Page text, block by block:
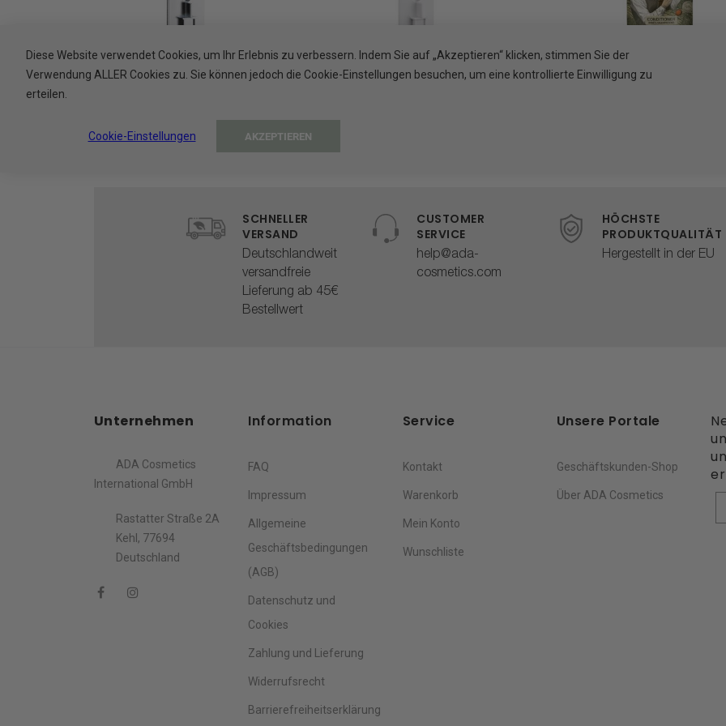
Smart Care System - Halterung
Smart Care System - Halterung
Pflegender veganer
SCHNELLER
VERSAND
Deutschlandweit
versandfreie
Lieferung ab 45€
Bestellwert
CUSTOMER
SERVICE
help@ada-
cosmetics.com
HÖCHSTE
PRODUKTQUALITÄT
Hergestellt in der EU
Unternehmen
ADA Cosmetics
International GmbH
Rastatter Straße 2A
Kehl, 77694
Deutschland
Information
FAQ
Impressum
Allgemeine
Geschäftsbedingungen
(AGB)
Datenschutz und
Cookies
Zahlung und Lieferung
Widerrufsrecht
Barrierefreiheitserklärung
Service
Kontakt
Warenkorb
Mein Konto
Wunschliste
Unsere Portale
Geschäftskunden-Shop
Über ADA Cosmetics
Diese Website verwendet Cookies, um Ihr Erlebnis zu verbessern. Indem Sie auf „Akzeptieren“ klicken, stimmen Sie der
Verwendung ALLER Cookies zu. Sie können jedoch die Cookie-Einstellungen besuchen, um eine kontrollierte Einwilligung zu
erteilen.
Cookie-Einstellungen AKZEPTIEREN